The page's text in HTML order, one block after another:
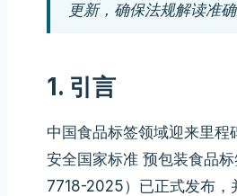
更新，确保法规解读准确
1. 引言
中国食品标签领域迎来里程
安全国家标准 预包装食品
7718-2025）已正式发布，